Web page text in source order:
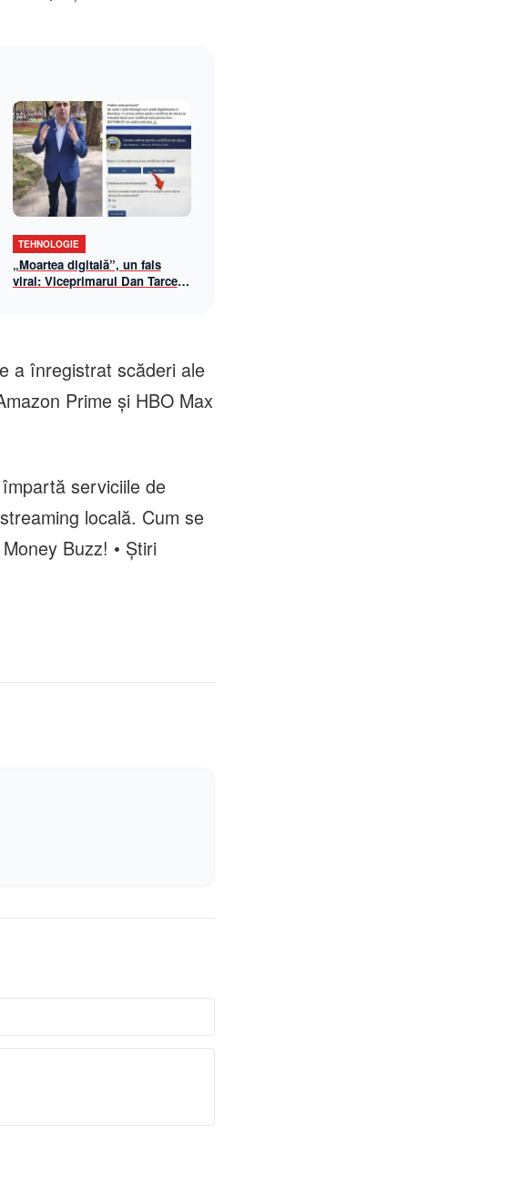
TEHNOLOGIE
„Moartea digitală”, un fals
viral: Viceprimarul Dan Tarcea
a înregistrat scăderi ale
Prime și HBO Max
serviciile de
locală. Cum se
Buzz! • Știri